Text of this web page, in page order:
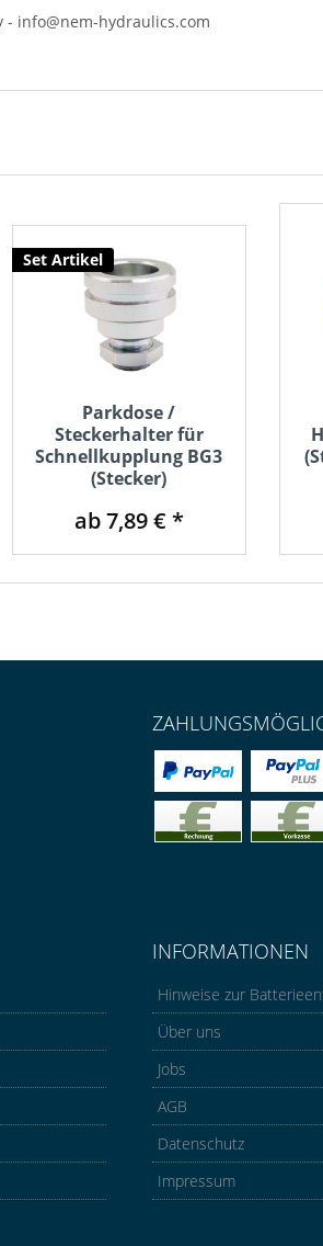
- info@nem-hydraulics.com
Set Artikel
Parkdose /
Steckerhalter für
Schnellkupplung BG3
(Stecker)
ab 7,89 € *
INFORMATIONEN
Hinweise zur
Über uns
Jobs
AGB
Datenschutz
Impressum